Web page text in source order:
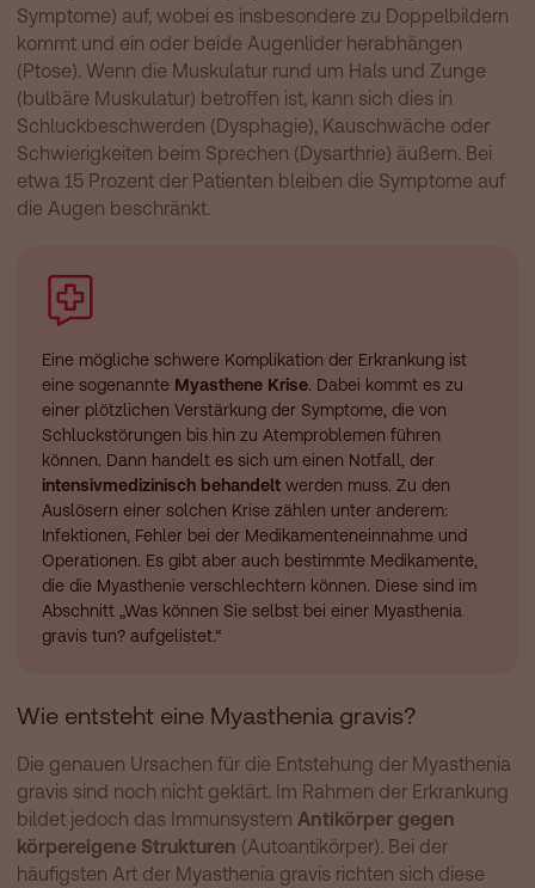
Symptome) auf, wobei es insbesondere zu Doppelbildern
kommt und ein oder beide Augenlider herabhängen
(Ptose). Wenn die Muskulatur rund um Hals und Zunge
(bulbäre Muskulatur) betroffen ist, kann sich dies in
Schluckbeschwerden (Dysphagie), Kauschwäche oder
Schwierigkeiten beim Sprechen (Dysarthrie) äußern. Bei
etwa 15 Prozent der Patienten bleiben die Symptome auf
die Augen beschränkt.
Eine mögliche schwere Komplikation der Erkrankung ist
eine sogenannte Myasthene Krise. Dabei kommt es zu
einer plötzlichen Verstärkung der Symptome, die von
Schluckstörungen bis hin zu Atemproblemen führen
können. Dann handelt es sich um einen Notfall, der
intensivmedizinisch behandelt werden muss. Zu den
Auslösern einer solchen Krise zählen unter anderem:
Infektionen, Fehler bei der Medikamenteneinnahme und
Operationen. Es gibt aber auch bestimmte Medikamente,
die die Myasthenie verschlechtern können. Diese sind im
Abschnitt „Was können Sie selbst bei einer Myasthenia
gravis tun? aufgelistet.“
Wie entsteht eine Myasthenia gravis?
Die genauen Ursachen für die Entstehung der Myasthenia
gravis sind noch nicht geklärt. Im Rahmen der Erkrankung
bildet jedoch das Immunsystem Antikörper gegen
körpereigene Strukturen (Autoantikörper). Bei der
häufigsten Art der Myasthenia gravis richten sich diese